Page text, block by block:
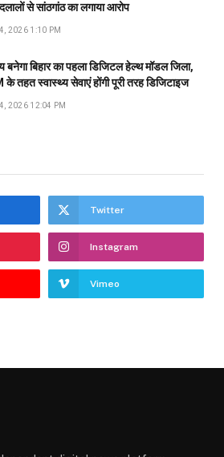
से सांठगांठ का लगाया आरोप
2026 1:10 PM
बनेगा बिहार का पहला डिजिटल हेल्थ मॉडल जिला,
के तहत स्वास्थ्य सेवाएं होंगी पूरी तरह डिजिटाइज
2026 12:04 PM
Twitter
Instagram
Vimeo